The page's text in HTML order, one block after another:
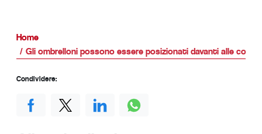
Home
Gli ombrelloni possono essere posizionati davanti alle
Condividere: